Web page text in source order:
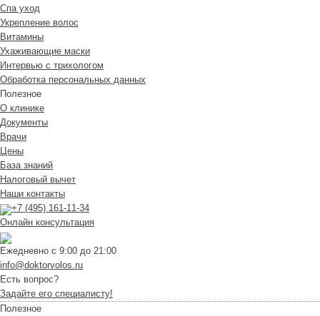
Спа уход
Укрепление волос
Витамины
Ухаживающие маски
Интервью с трихологом
Обработка персональных данных
Полезное
О клинике
Документы
Врачи
Цены
База знаний
Налоговый вычет
Наши контакты
+7 (495) 161-11-34
Онлайн консультация
Ежедневно с 9:00 до 21:00
info@doktorvolos.ru
Есть вопрос?
Задайте его специалисту!
Полезное